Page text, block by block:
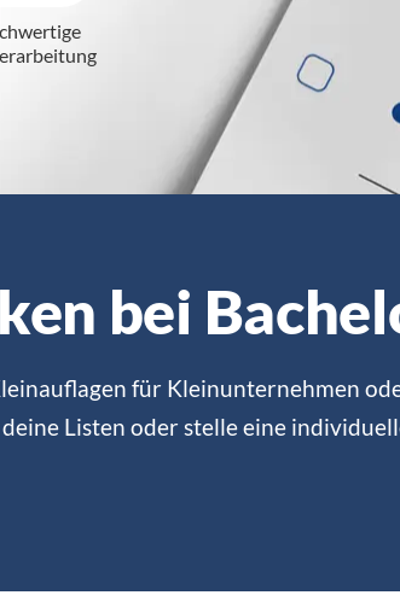
bei
für Kleinunternehmen
Listen oder stelle eine